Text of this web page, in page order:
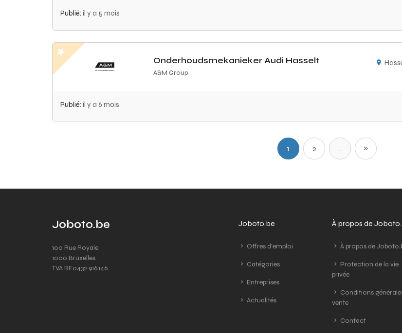
Publié: il y a 5 mois
Onderhoudsmekanieker Audi Hasselt
A&M Group
Publié: il y a 6 mois
1 2
Joboto.be
100 Rue Royale
1000 Bruxelles
TVA BE0432.916.146
Joboto.be
Offres d'emploi
Catégories
Entreprises
Actualités
À propos de
À propos de
Protection de la vie
privée
Conditions
vente
Contact